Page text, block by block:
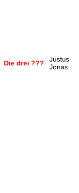
Die drei ???
Justus
Jonas